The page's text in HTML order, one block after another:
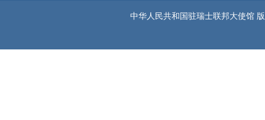
中华人民共和国驻瑞士联邦大使馆